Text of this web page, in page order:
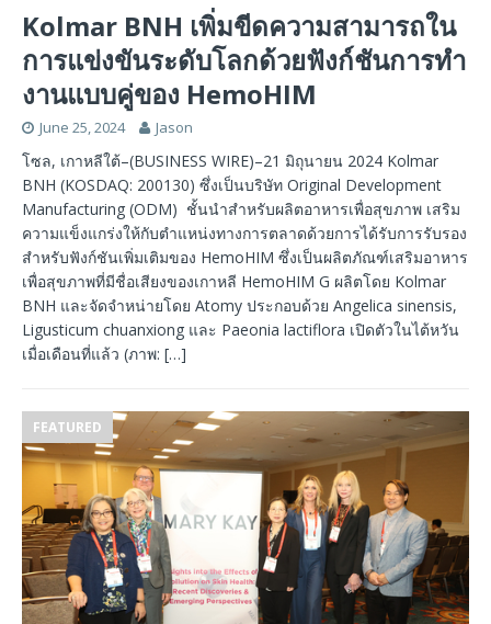
Kolmar BNH เพิ่มขีดความสามารถใน
การแข่งขันระดับโลกด้วยฟังก์ชันการทํา
งานแบบคู่ของ HemoHIM
June 25, 2024 Jason
โซล, เกาหลีใต้–(BUSINESS WIRE)–21 มิถุนายน 2024 Kolmar
BNH (KOSDAQ: 200130) ซึ่งเป็นบริษัท Original Development
Manufacturing (ODM) ชั้นนำสําหรับผลิตอาหารเพื่อสุขภาพ เสริม
ความแข็งแกร่งให้กับตําแหน่งทางการตลาดด้วยการได้รับการรับรอง
สําหรับฟังก์ชันเพิ่มเติมของ HemoHIM ซึ่งเป็นผลิตภัณฑ์เสริมอาหาร
เพื่อสุขภาพที่มีชื่อเสียงของเกาหลี HemoHIM G ผลิตโดย Kolmar
BNH และจัดจําหน่ายโดย Atomy ประกอบด้วย Angelica sinensis,
Ligusticum chuanxiong และ Paeonia lactiflora เปิดตัวในไต้หวัน
เมื่อเดือนที่แล้ว (ภาพ: […]
FEATURED